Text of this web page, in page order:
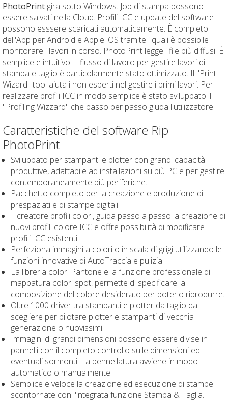
PhotoPrint gira sotto Windows. Job di stampa possono
essere salvati nella Cloud. Profili ICC e update del software
possono esssere scaricati automaticamente. È completo
dell'App per Android e Apple iOS tramite i quali è possibile
monitorare i lavori in corso. PhotoPrint legge i file più diffusi. È
semplice e intuitivo. Il flusso di lavoro per gestire lavori di
stampa e taglio è particolarmente stato ottimizzato. Il "Print
Wizard" tool aiuta i non esperti nel gestire i primi lavori. Per
realizzare profili ICC in modo semplice è stato sviluppato il
"Profiling Wizzard" che passo per passo giuda l'utilizzatore.
Caratteristiche del software Rip
PhotoPrint
Sviluppato per stampanti e plotter con grandi capacità
produttive, adattabile ad installazioni su più PC e per gestire
contemporaneamente più periferiche.
Pacchetto completo per la creazione e produzione di
prespaziati e di stampe digitali.
Il creatore profili colori, guida passo a passo la creazione di
nuovi profili colore ICC e offre possibilità di modificare
profili ICC esistenti.
Perfeziona immagini a colori o in scala di grigi utilizzando le
funzioni innovative di AutoTraccia e pulizia.
La libreria colori Pantone e la funzione professionale di
mappatura colori spot, permette di specificare la
composizione del colore desiderato per poterlo riprodurre.
Oltre 1000 driver tra stampanti e plotter da taglio da
scegliere per pilotare plotter e stampanti di vecchia
generazione o nuovissimi.
Immagini di grandi dimensioni possono essere divise in
pannelli con il completo controllo sulle dimensioni ed
eventuali sormonti. La pennellatura avviene in modo
automatico o manualmente.
Semplice e veloce la creazione ed esecuzione di stampe
scontornate con l'integrata funzione Stampa & Taglia.